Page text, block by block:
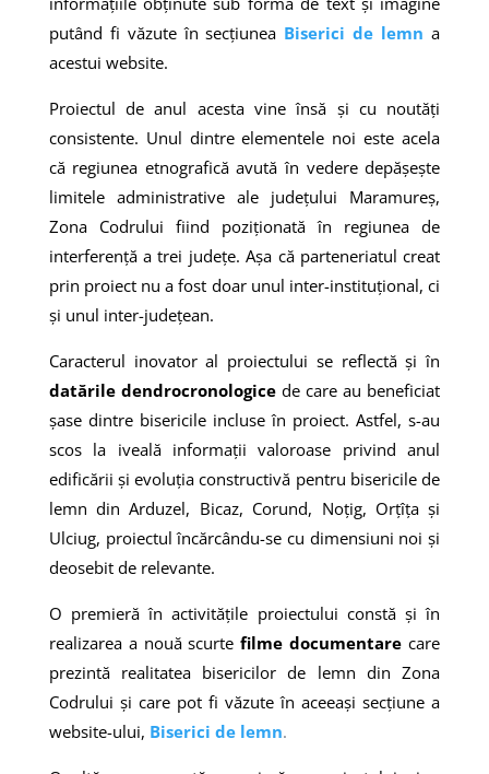
putând fi văzute în secțiunea Biserici de lemn a
acestui website.
Proiectul de anul acesta vine însă și cu noutăți
consistente. Unul dintre elementele noi este acela
că regiunea etnografică avută în vedere depășește
limitele administrative ale județului Maramureș,
Zona Codrului fiind poziționată în regiunea de
interferenţă a trei judeţe. Așa că parteneriatul creat
prin proiect nu a fost doar unul inter-instituțional, ci
și unul inter-județean.
Caracterul inovator al proiectului se reflectă și în
datările dendrocronologicede care au beneficiat
șase dintre bisericile incluse în proiect. Astfel, s-au
scos la iveală informații valoroase privind anul
edificării și evoluția constructivă pentru bisericile de
lemn din Arduzel, Bicaz, Corund, Noțig, Orțîța și
Ulciug, proiectul încărcându-se cu dimensiuni noi și
deosebit de relevante.
O premieră în activitățile proiectului constă și în
realizarea a nouă scurtefilme documentare care
prezintă realitatea bisericilor de lemn din Zona
Codrului și care pot fi văzute în aceeași secțiune a
website-ului, Biserici de lemn.